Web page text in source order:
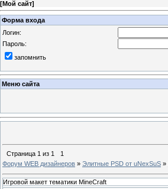
[Мой сайт]
Форма входа
Логин:
Пароль:
запомнить
Меню сайта
Страница 1 из 1
1
Форум WEB дизайнеров » Элитные PSD от uNexSuS »
Игровой макет тематики MineCraft